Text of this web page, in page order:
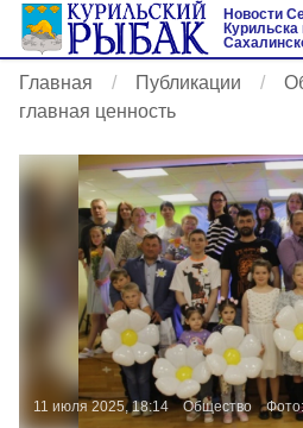
Новости
Курильска
Главная Публикации
главная ценность
11 июля 2025, 18:14 Общество Фото: